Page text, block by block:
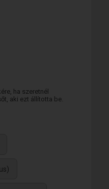
ha szeretnél
aki ezt állította be.